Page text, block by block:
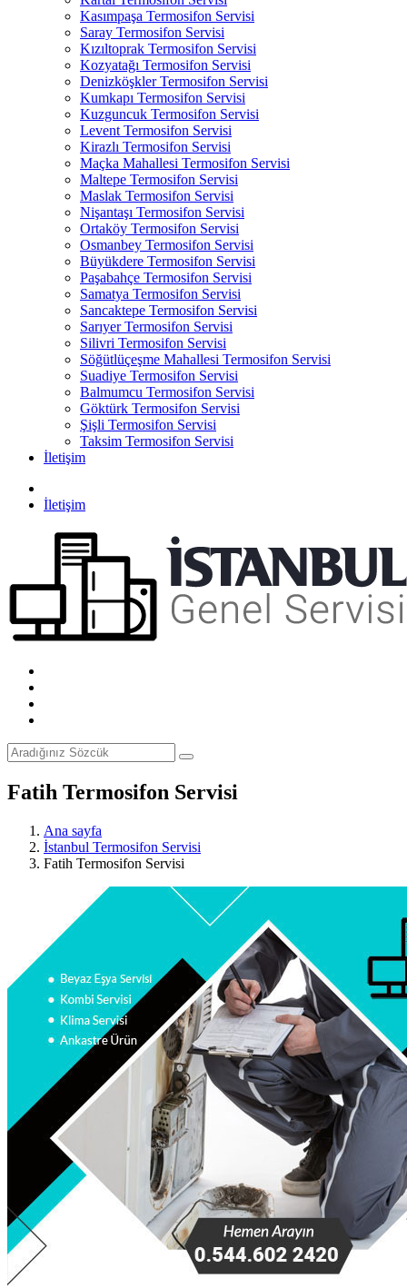
Kasımpaşa Termosifon Servisi
Saray Termosifon Servisi
Kızıltoprak Termosifon Servisi
Kozyatağı Termosifon Servisi
Denizköşkler Termosifon Servisi
Kumkapı Termosifon Servisi
Kuzguncuk Termosifon Servisi
Levent Termosifon Servisi
Kirazlı Termosifon Servisi
Maçka Mahallesi Termosifon Servisi
Maltepe Termosifon Servisi
Maslak Termosifon Servisi
Nişantaşı Termosifon Servisi
Ortaköy Termosifon Servisi
Osmanbey Termosifon Servisi
Büyükdere Termosifon Servisi
Paşabahçe Termosifon Servisi
Samatya Termosifon Servisi
Sancaktepe Termosifon Servisi
Sarıyer Termosifon Servisi
Silivri Termosifon Servisi
Söğütlüçeşme Mahallesi Termosifon Servisi
Suadiye Termosifon Servisi
Balmumcu Termosifon Servisi
Göktürk Termosifon Servisi
Şişli Termosifon Servisi
Taksim Termosifon Servisi
İletişim
İletişim
Fatih Termosifon Servisi
Ana sayfa
İstanbul Termosifon Servisi
Fatih Termosifon Servisi